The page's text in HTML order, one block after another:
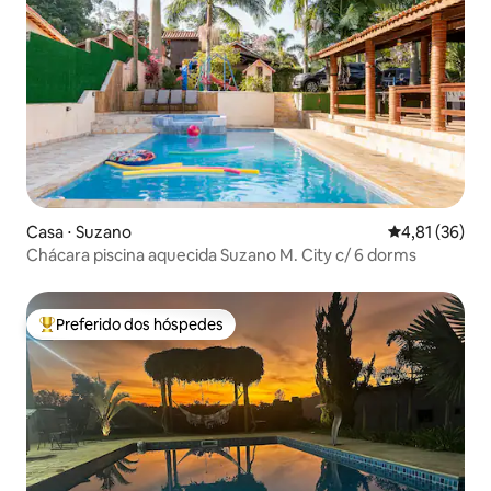
Casa ⋅ Suzano 4,81 de uma
4,81 (36)
Chácara piscina aquecida Suzano M. City c/ 6 dorms
Entre os melhores preferidos dos hóspedes
Preferido dos hóspedes